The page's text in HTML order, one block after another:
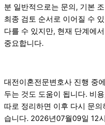
분 일반적으로는 문의, 기본
최종 검토 순서로 이어질 수
다를 수 있지만, 현재 단계에
중요합니다.
대전이혼전문변호사 진행 중
두는 것도 도움이 됩니다. 비
따로 정리하면 이후 다시 문
습니다. 2026년07월09일 12